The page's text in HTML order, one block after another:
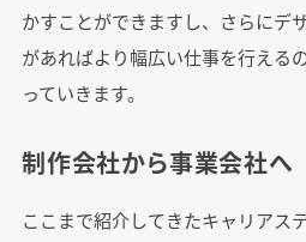
かすことができますし、さらにデ
があればより幅広い仕事を行える
っていきます。
制作会社から事業会社へ
ここまで紹介してきたキャリアス